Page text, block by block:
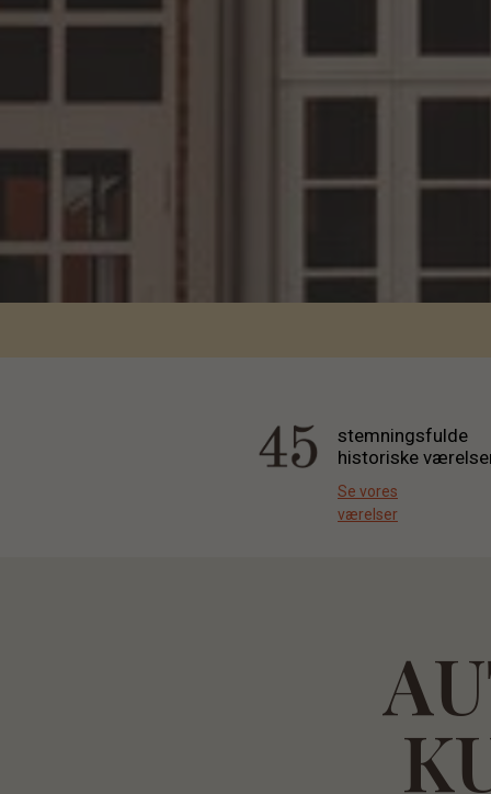
Se vores
værelser
stemningsfulde
historiske